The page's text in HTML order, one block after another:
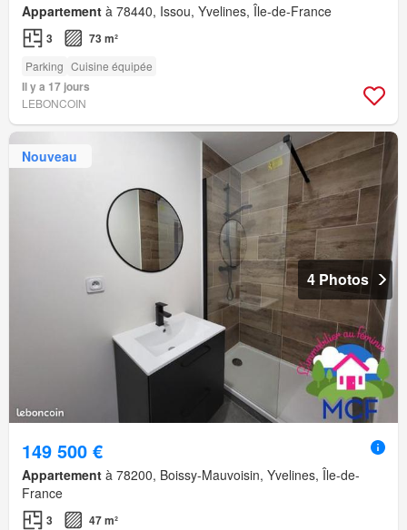
Appartement à 78440, Issou, Yvelines, Île-de-France
3 73 m²
Parking Cuisine équipée
Il y a 17 jours
LEBONCOIN
Nouveau
4 Photos
149 500 €
Appartement à 78200, Boissy-Mauvoisin, Yvelines, Île-de-
France
3 47 m²